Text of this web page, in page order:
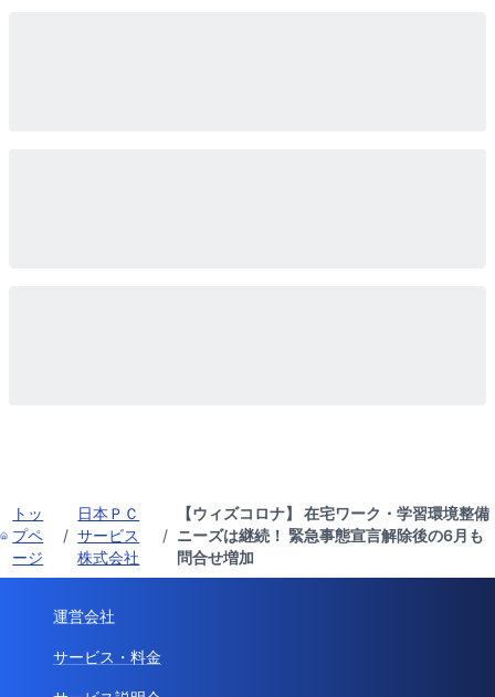
トッ
プペ
ージ
/
日本ＰＣ
サービス
株式会社
/
【ウィズコロナ】 在宅ワーク・学習環境整備
ニーズは継続！ 緊急事態宣言解除後の6月も
問合せ増加
運営会社
サービス・料金